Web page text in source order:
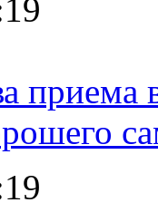
приема